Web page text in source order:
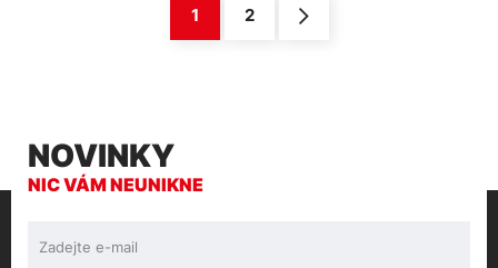
1 2
NOVINKY
NIC VÁM NEUNIKNE